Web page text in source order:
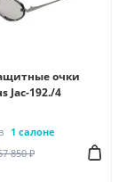
очки
Jac-192./4
1 салоне
850 ₽